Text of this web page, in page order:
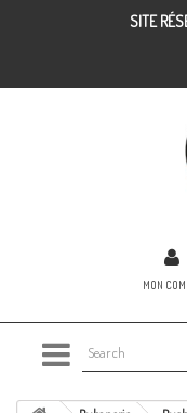
SITE
MON